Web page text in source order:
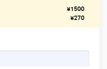
¥1500
¥270